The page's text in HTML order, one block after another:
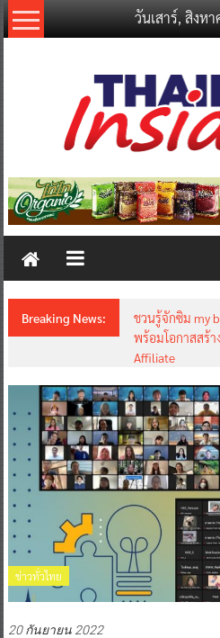
Skip
to
วันเสาร์, สิงห
Thailand
New
Breaking News:
ชวนรู้จักซิม my
พร้อมโอกาสสร้า
Affiliate
ข่าวทั่วไทย
20 กันยายน 2022